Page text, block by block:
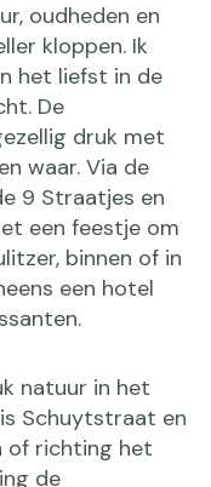
oudheden en
kloppen. Ik
het liefst in de
De
druk met
waar. Via de
9 Straatjes en
een feestje om
binnen of in
een hotel
natuur in het
Schuytstraat en
of richting het
de